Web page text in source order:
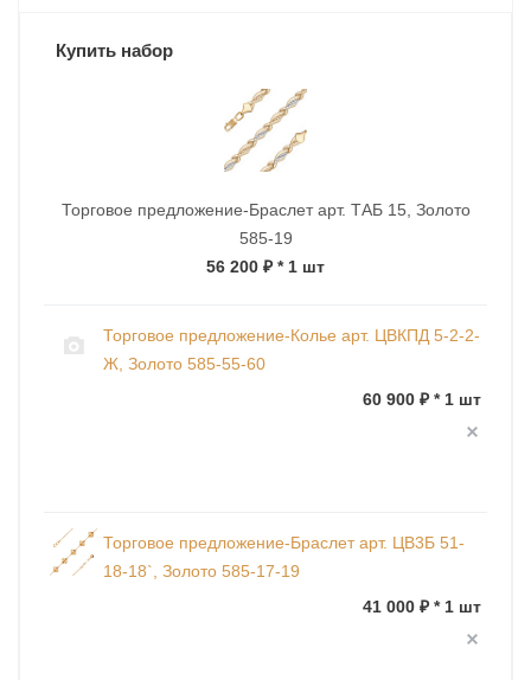
Купить набор
Торговое предложение-Браслет арт. ТАБ 15, Золото
585-19
56 200 ₽* 1 шт
Торговое предложение-Колье арт. ЦВКПД 5-2-2-
Ж, Золото 585-55-60
60 900 ₽ * 1 шт
Торговое предложение-Браслет арт. ЦВ3Б 51-
18-18`, Золото 585-17-19
41 000 ₽ * 1 шт